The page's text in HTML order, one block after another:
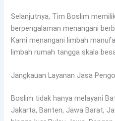
Selanjutnya, Tim Boslim
berpengalaman menangani
Kami menangani limbah
limbah rumah tangga skala
Jangkauan Layanan Jasa
Boslim tidak hanya melayani
Jakarta, Banten, Jawa Barat,